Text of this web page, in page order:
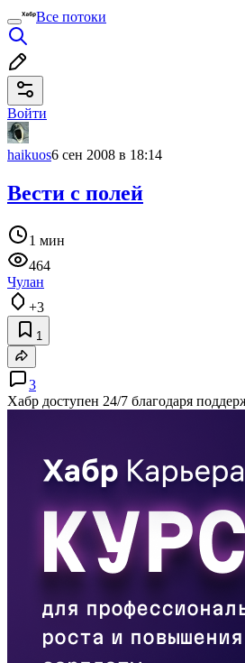
Все потоки
Войти
haikuos6 сен 2008 в 18:14
Вести с полей
1 мин
464
Чулан
+3
1
3
Хабр доступен 24/7 благодаря